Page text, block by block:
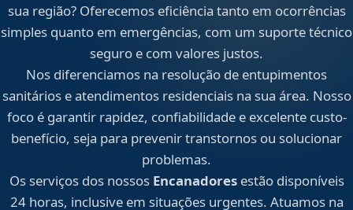
sua região? Oferecemos eficiência tanto em ocorrências
simples quanto em emergências, com um suporte técnico
seguro e com valores justos.
Nos diferenciamos na resolução de entupimentos
sanitários e atendimentos residenciais na sua área. Nosso
foco é garantir rapidez, confiabilidade e excelente custo-
benefício, seja para prevenir transtornos ou solucionar
problemas.
Os serviços dos nossos Encanadoresestão disponíveis
24 horas, inclusive em situações urgentes. Atuamos na